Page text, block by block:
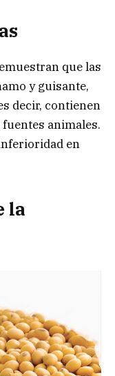
que las
y guisante,
decir, contienen
animales.
en
la